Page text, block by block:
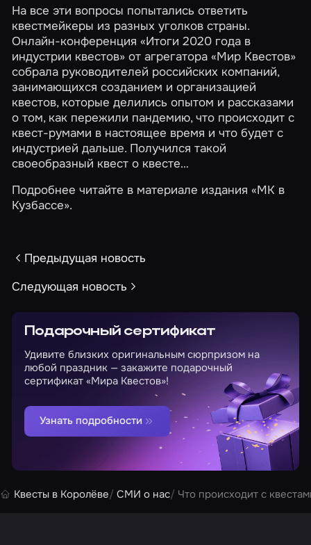
На все эти вопросы попытались ответить
квестмейкеры из разных уголков страны.
Онлайн-конференция «Итоги 2020 года в
индустрии квестов» от агрегатора «Мир Квестов»
собрала руководителей российских компаний,
занимающихся созданием и организацией
квестов, которые делились опытом и рассказами
о том, как пережили пандемию, что происходит с
квест-румами в настоящее время и что будет с
индустрией дальше. Получился такой
своеобразный квест о квесте…
Подробнее читайте в материале издания«МК в
Кузбассе».
Предыдущая новость
Следующая новость
Подарочный сертификат
Удивите близких оригинальным сюрпризом на
любой праздник — закажите подарочный
сертификат «Мира Квестов»!
Узнать подробности
Квесты в Королёве СМИ о нас Что происходит с